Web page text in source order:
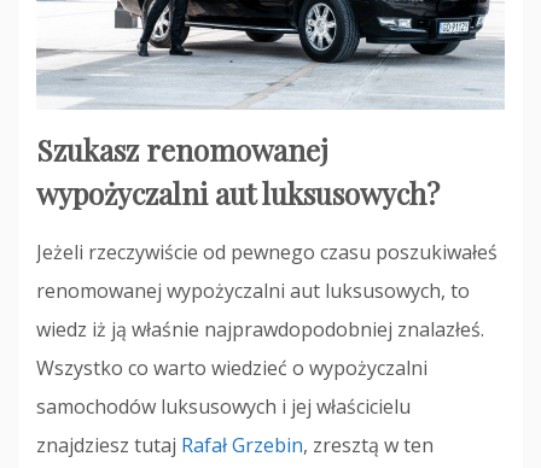
Szukasz renomowanej
wypożyczalni aut luksusowych?
Jeżeli rzeczywiście od pewnego czasu poszukiwałeś
renomowanej wypożyczalni aut luksusowych, to
wiedz iż ją właśnie najprawdopodobniej znalazłeś.
Wszystko co warto wiedzieć o wypożyczalni
samochodów luksusowych i jej właścicielu
znajdziesz tutaj Rafał Grzebin, zresztą w ten